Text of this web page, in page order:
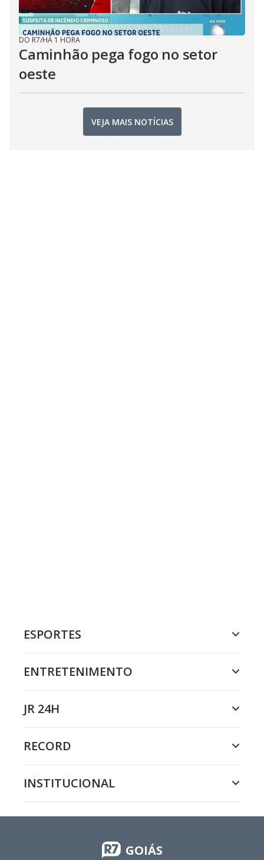
DO R7/HÁ 1 HORA
Caminhão pega fogo no setor
oeste
VEJA MAIS NOTÍCIAS
ESPORTES
ENTRETENIMENTO
JR 24H
RECORD
INSTITUCIONAL
GOIÁS